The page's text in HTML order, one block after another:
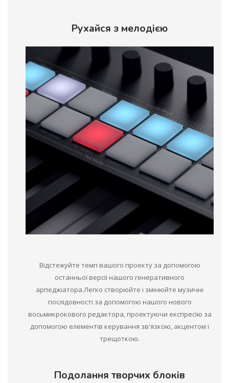
Рухайся з мелодією
Відстежуйте темп вашого проекту за допомогою
останньої версії нашого генеративного
арпеджіатора.Легко створюйте і змінюйте музичні
послідовності за допомогою нашого нового
восьмикрокового редактора, проектуючи експресію за
допомогою елементів керування зв'язкою, акцентом і
трещоткою.
Подолання творчих блоків